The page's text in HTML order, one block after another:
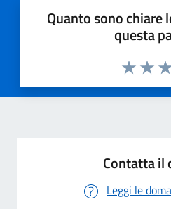
Quanto sono chiare
questa
Valuta 1
Contatta il
Leggi le